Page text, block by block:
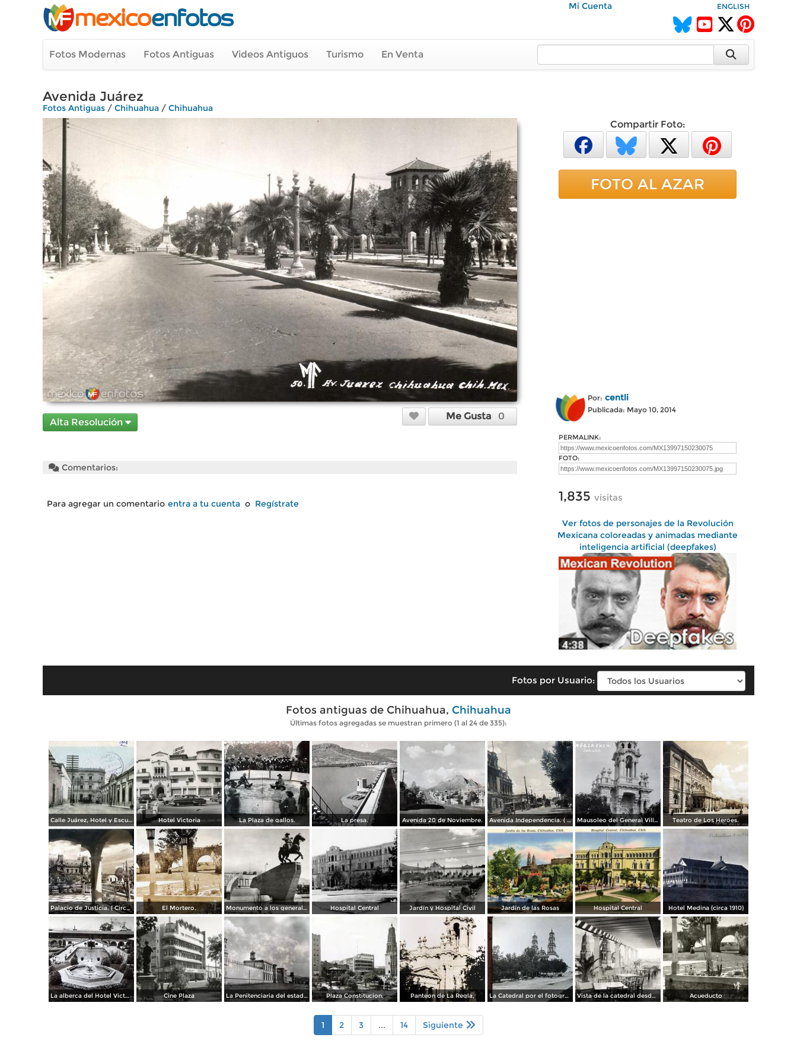
Mi Cuenta ENGLISH
Fotos Modernas Fotos Antiguas Videos Antiguos Turismo En Venta
Avenida Juárez
Fotos Antiguas / Chihuahua / Chihuahua
Alta Resolución
Me Gusta 0
Comentarios:
Para agregar un comentario entra a tu cuenta o Regístrate
Compartir Foto:
FOTO AL AZAR
Por: centli
Publicada: Mayo 10, 2014
PERMALINK:
FOTO:
1,835 visitas
Ver fotos de personajes de la Revolución
Mexicana coloreadas y animadas mediante
inteligencia artificial (deepfakes)
Fotos por Usuario:
Fotos antiguas de Chihuahua, Chihuahua
Últimas fotos agregadas se muestran primero (1 al 24 de 335):
Calle Juárez, Hotel y Escuela Oficial No. 136 Hotel Victoria La Plaza de gallos. La presa. Avenida 20 de Noviembre. Avenida Independencia. ( Circulada el 12 de Abril de 1929 ). Mausoleo del General Villa en el panteon de La Regla ( Circulada el 11 de Junio de 1921 ). Teatro de Los Heroes.
Palacio de Justicia. ( Circulada el 1 deDiciembre de 1946 ). El Mortero. Monumento a los generales de la División del Norte Hospital Central Jardín y Hospital Civil Jardín de las Rosas Hospital Central Hotel Medina (circa 1910)
La alberca del Hotel Victoria. Cine Plaza La Penitenciaria del estado. Plaza Constitucion. Panteon de La Regla, La Catedral por el fotografo William H. Rau.. Vista de la catedral desde el Hotel Palacio Hilton Acueducto
1 2 3 ... 14 Siguiente